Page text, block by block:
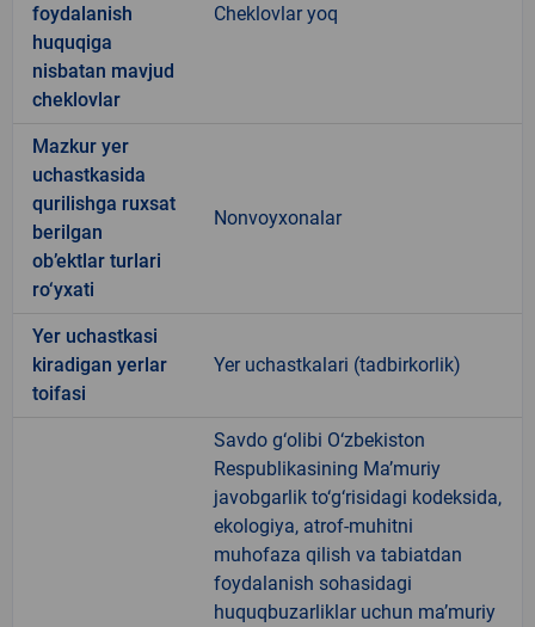
foydalanish
huquqiga
nisbatan mavjud
cheklovlar
Cheklovlar yoq
Mazkur yer
uchastkasida
qurilishga ruxsat
berilgan
ob’ektlar turlari
ro‘yxati
Nonvoyxonalar
Yer uchastkasi
kiradigan yerlar
toifasi
Yer uchastkalari (tadbirkorlik)
Savdo g‘olibi O‘zbekiston
Respublikasining Ma’muriy
javobgarlik to‘g‘risidagi kodeksida,
ekologiya, atrof-muhitni
muhofaza qilish va tabiatdan
foydalanish sohasidagi
huquqbuzarliklar uchun ma’muriy